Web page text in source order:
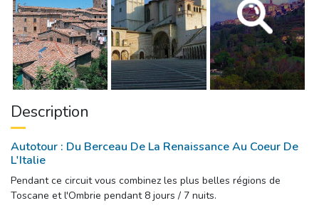
Description
Autotour : Du Berceau De La Renaissance Au Coeur De
L'Italie
Pendant ce circuit vous combinez les plus belles régions de
Toscane et l'Ombrie pendant 8 jours / 7 nuits.